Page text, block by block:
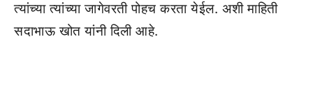
त्यांच्या त्यांच्या जागेवरती पोहच करता येईल. अशी माहिती
सदाभाऊ खोत यांनी दिली आहे.